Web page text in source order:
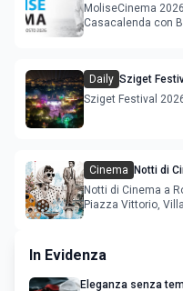
MoliseCinema
Casacalenda con
Daily Sziget
Sziget Festival
Cinema Notti di
Notti di Cinema a
Piazza Vittorio,
In Evidenza
Eleganza senza